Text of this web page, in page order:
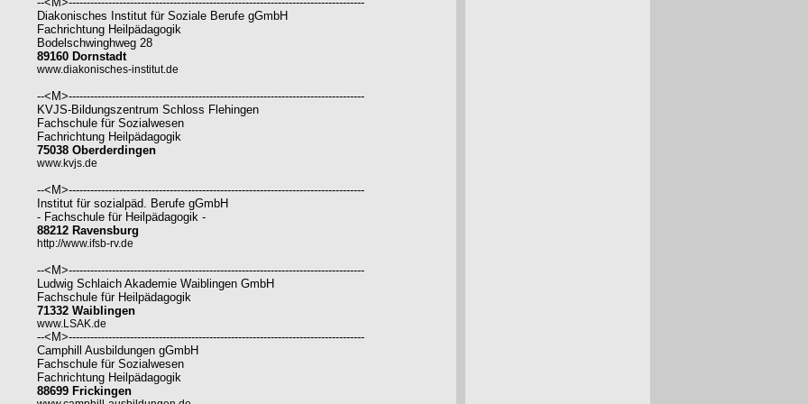
Diakonisches Institut für Soziale Berufe gGmbH
Fachrichtung Heilpädagogik
Bodelschwinghweg 28
89160 Dornstadt
www.diakonisches-institut.de
--<M>----------------------------------------------------------------------------------
KVJS-Bildungszentrum Schloss Flehingen
Fachschule für Sozialwesen
Fachrichtung Heilpädagogik
75038 Oberderdingen
www.kvjs.de
--<M>----------------------------------------------------------------------------------
Institut für sozialpäd. Berufe gGmbH
- Fachschule für Heilpädagogik -
88212 Ravensburg
http://www.ifsb-rv.de
--<M>----------------------------------------------------------------------------------
Ludwig Schlaich Akademie Waiblingen GmbH
Fachschule für Heilpädagogik
71332 Waiblingen
www.LSAK.de
--<M>----------------------------------------------------------------------------------
Camphill Ausbildungen gGmbH
Fachschule für Sozialwesen
Fachrichtung Heilpädagogik
88699 Frickingen